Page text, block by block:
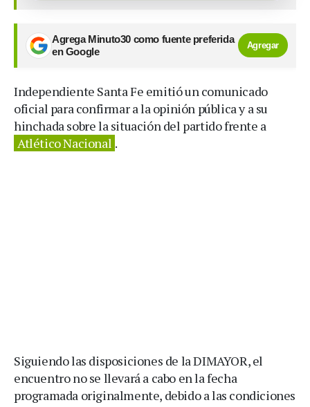
Agrega Minuto30 como fuente preferida
en Google
Agregar
Independiente Santa Fe emitió un comunicado
oficial para confirmar a la opinión pública y a su
hinchada sobre la situación del partido frente a
Atlético Nacional .
Siguiendo las disposiciones de la DIMAYOR, el
encuentro no se llevará a cabo en la fecha
programada originalmente, debido a las condiciones